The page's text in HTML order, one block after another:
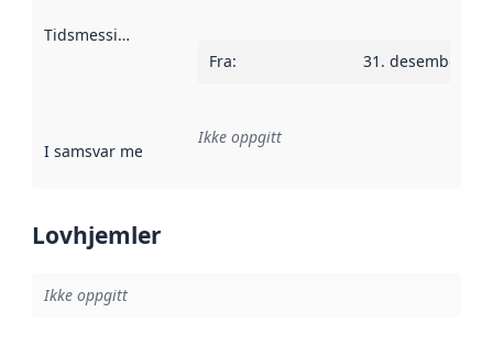
Tidsmessig avgrensning
Fra: 31. desember
I samsvar med Referanse til en implementasjonsregel
Ikke oppgitt
Lovhjemler
Ikke oppgitt